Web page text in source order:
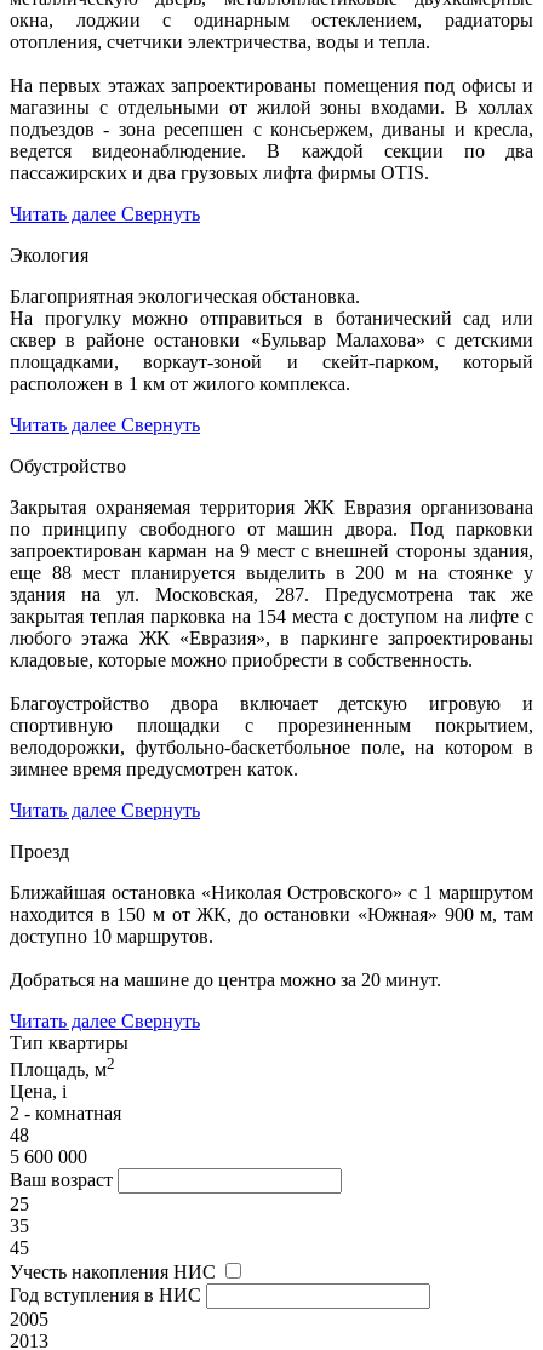
окна, лоджии с одинарным остеклением, радиаторы
отопления, счетчики электричества, воды и тепла.
На первых этажах запроектированы помещения под офисы и
магазины с отдельными от жилой зоны входами. В холлах
подъездов - зона ресепшен с консьержем, диваны и кресла,
ведется видеонаблюдение. В каждой секции по два
пассажирских и два грузовых лифта фирмы OTIS.
Читать далее Свернуть
Экология
Благоприятная экологическая обстановка.
На прогулку можно отправиться в ботанический сад или
сквер в районе остановки «Бульвар Малахова» с детскими
площадками, воркаут-зоной и скейт-парком, который
расположен в 1 км от жилого комплекса.
Читать далее Свернуть
Обустройство
Закрытая охраняемая территория ЖК Евразия организована
по принципу свободного от машин двора. Под парковки
запроектирован карман на 9 мест с внешней стороны здания,
еще 88 мест планируется выделить в 200 м на стоянке у
здания на ул. Московская, 287. Предусмотрена так же
закрытая теплая парковка на 154 места с доступом на лифте с
любого этажа ЖК «Евразия», в паркинге запроектированы
кладовые, которые можно приобрести в собственность.
Благоустройство двора включает детскую игровую и
спортивную площадки с прорезиненным покрытием,
велодорожки, футбольно-баскетбольное поле, на котором в
зимнее время предусмотрен каток.
Читать далее Свернуть
Проезд
Ближайшая остановка «Николая Островского» с 1 маршрутом
находится в 150 м от ЖК, до остановки «Южная» 900 м, там
доступно 10 маршрутов.
Добраться на машине до центра можно за 20 минут.
Читать далее Свернуть
Тип квартиры
Площадь, м2
Цена, i
2 - комнатная
48
5 600 000
Ваш возраст
25
35
45
Учесть накопления НИС
Год вступления в НИС
2005
2013